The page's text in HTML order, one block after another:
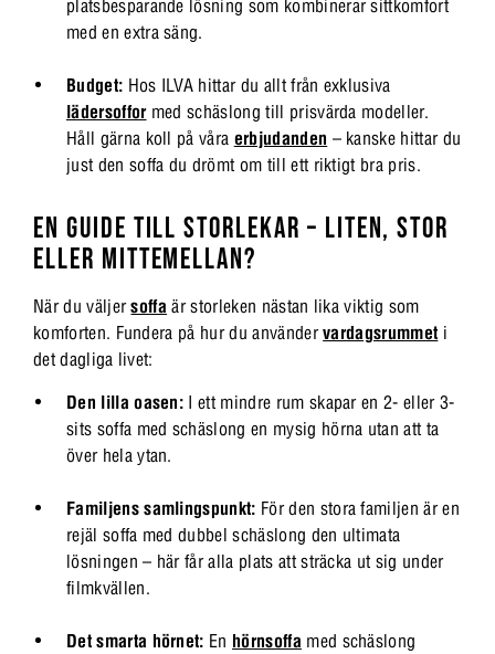
platsbesparande lösning som kombinerar sittkomfort
med en extra säng.
Budget: Hos ILVA hittar du allt från exklusiva
lädersofformed schäslong till prisvärda modeller.
Håll gärna koll på våra erbjudanden – kanske hittar du
just den soffa du drömt om till ett riktigt bra pris.
EN GUIDE TILL STORLEKAR – LITEN, STOR
ELLER MITTEMELLAN?
När du väljersoffa är storleken nästan lika viktig som
komforten. Fundera på hur du användervardagsrummet i
det dagliga livet:
Den lilla oasen: I ett mindre rum skapar en 2- eller 3-
sits soffa med schäslong en mysig hörna utan att ta
över hela ytan.
Familjens samlingspunkt: För den stora familjen är en
rejäl soffa med dubbel schäslong den ultimata
lösningen – här får alla plats att sträcka ut sig under
filmkvällen.
Det smarta hörnet: En hörnsoffa med schäslong